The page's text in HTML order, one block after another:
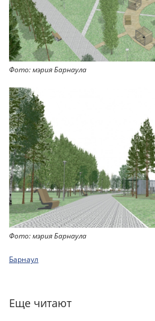
Фото: мэрия Барнаула
Фото: мэрия Барнаула
Барнаул
Еще читают